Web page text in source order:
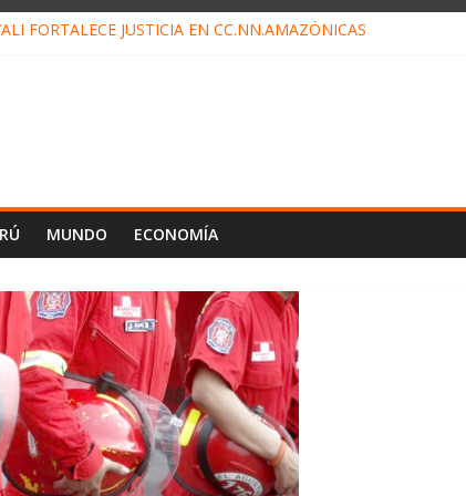
FORTALECE JUSTICIA EN CC.NN.AMAZÓNICAS
MUNDO ECONOMÍA